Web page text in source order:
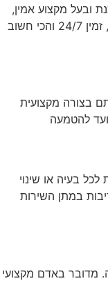
ובעל מקצוע אמין,
שירותי, מקפיד על הפרטים הכי קטנים, אדיב, זמין 24/7 והכי חשוב
בצורה מקצועית
להטמעה
בעיה או שינוי
במתן השירות
מדובר באדם מקצועי